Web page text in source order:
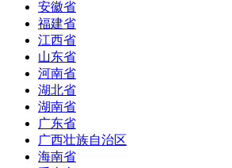
安徽省
福建省
江西省
山东省
河南省
湖北省
湖南省
广东省
广西壮族自治区
海南省